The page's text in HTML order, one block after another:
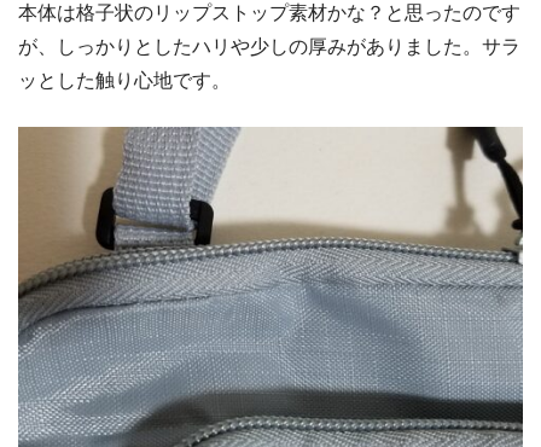
本体は格子状のリップストップ素材かな？と思ったのです
が、しっかりとしたハリや少しの厚みがありました。サラ
ッとした触り心地です。